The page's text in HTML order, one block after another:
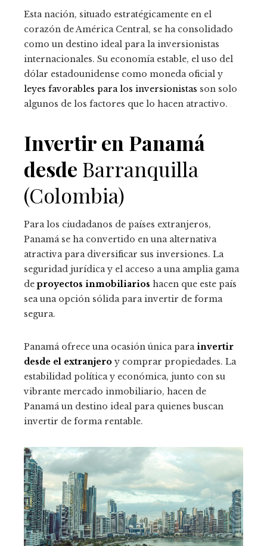
Esta nación, situado estratégicamente en el
corazón de América Central, se ha consolidado
como un destino ideal para la inversionistas
internacionales. Su economía estable, el uso del
dólar estadounidense como moneda oficial y
leyes favorables para los inversionistas son solo
algunos de los factores que lo hacen atractivo.
Invertir en Panamá
desde Barranquilla
(Colombia)
Para los ciudadanos de países extranjeros,
Panamá se ha convertido en una alternativa
atractiva para diversificar sus inversiones. La
seguridad jurídica y el acceso a una amplia gama
deproyectos inmobiliarios hacen que este país
sea una opción sólida para invertir de forma
segura.
Panamá ofrece una ocasión única parainvertir
desde el extranjero y comprar propiedades. La
estabilidad política y económica, junto con su
vibrante mercado inmobiliario, hacen de
Panamá un destino ideal para quienes buscan
invertir de forma rentable.